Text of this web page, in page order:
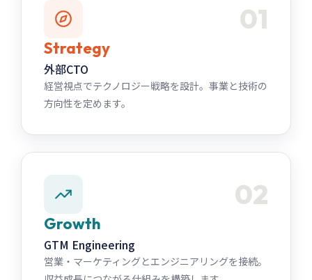
01
Strategy
外部CTO
経営視点でテクノロジー戦略を設計。事業と技術の
方向性を定めます。
02
Growth
GTM Engineering
営業・マーケティングとエンジニアリングを接続。